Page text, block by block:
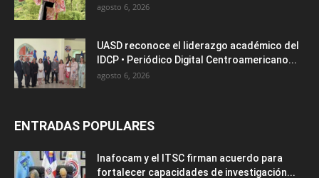
agosto 6, 2026
UASD reconoce el liderazgo académico del
IDCP • Periódico Digital Centroamericano...
agosto 6, 2026
ENTRADAS POPULARES
Inafocam y el ITSC firman acuerdo para
fortalecer capacidades de investigación...